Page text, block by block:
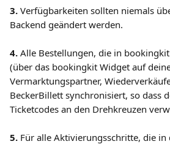
3. Verfügbarkeiten sollten niemals
Backend geändert werden.
4. Alle Bestellungen, die in
(über das bookingkit Widget auf
Vermarktungspartner,
BeckerBillett synchronisiert, so dass
Ticketcodes an den Drehkreuzen
5. Für alle Aktivierungsschritte, die